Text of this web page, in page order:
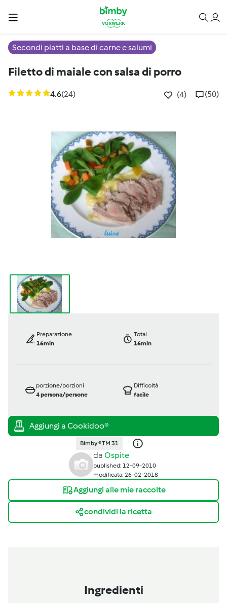
Secondi piatti a base di carne e salumi
Filetto di maiale con salsa di porro
4.6(24) (4) (50)
Preparazione
16min
Total
16min
porzione/porzioni
4persona/persone
Difficoltà
facile
Bimby ® TM 31
da Ospite
published: 12-09-2010
modificata: 26-02-2018
Aggiungi alle mie raccolte
condividi la ricetta
Ingredienti